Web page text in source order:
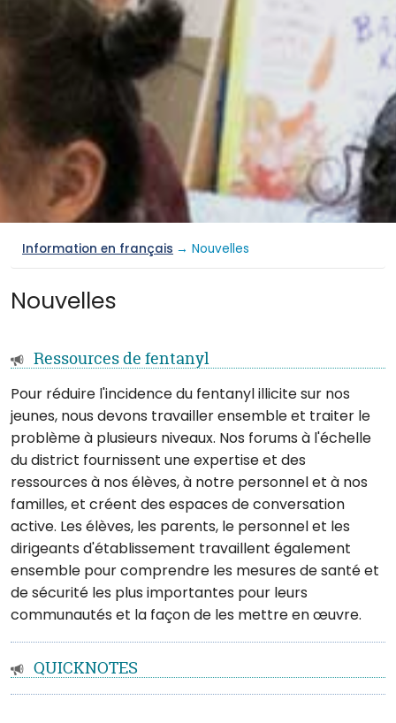
Information en français → Nouvelles
Nouvelles
Ressources de fentanyl
Pour réduire l'incidence du fentanyl illicite sur nos
jeunes, nous devons travailler ensemble et traiter le
problème à plusieurs niveaux. Nos forums à l'échelle
du district fournissent une expertise et des
ressources à nos élèves, à notre personnel et à nos
familles, et créent des espaces de conversation
active. Les élèves, les parents, le personnel et les
dirigeants d'établissement travaillent également
ensemble pour comprendre les mesures de santé et
de sécurité les plus importantes pour leurs
communautés et la façon de les mettre en œuvre.
QUICKNOTES